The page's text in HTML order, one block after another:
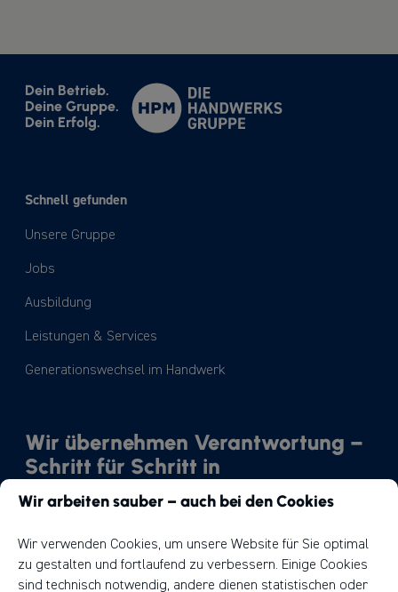
Dein Betrieb.
Deine Gruppe.
Dein Erfolg.
Schnell gefunden
Unsere Gruppe
Jobs
Ausbildung
Leistungen & Services
Generationswechsel im Handwerk
Wir übernehmen Verantwortung –
Schritt für Schritt in
Richtung Nachhaltigkeit.
Unser Weg
Wir arbeiten sauber – auch bei den Cookies
Wir verwenden Cookies, um unsere Website für Sie optimal
zu gestalten und fortlaufend zu verbessern. Einige Cookies
sind technisch notwendig, andere dienen statistischen oder